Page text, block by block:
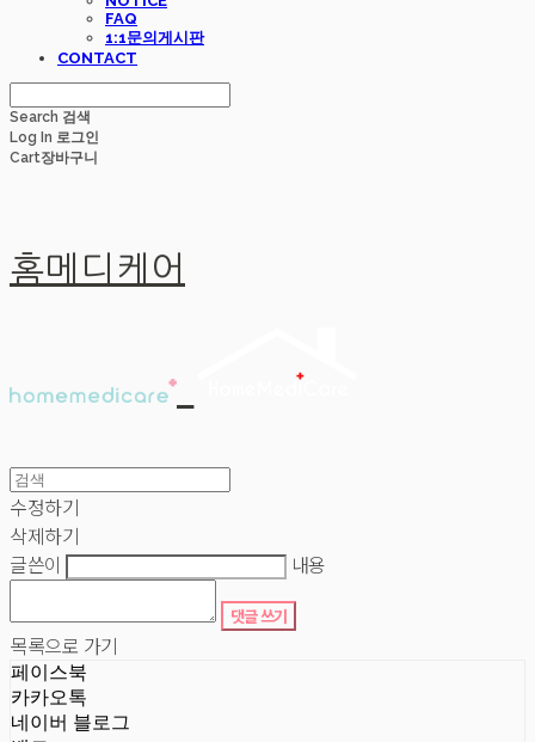
FAQ
1:1문의게시판
CONTACT
Search 검색
Log In 로그인
Cart장바구니
홈메디케어
수정하기
삭제하기
글쓴이
내용
댓글 쓰기
목록으로 가기
페이스북
카카오톡
네이버 블로그